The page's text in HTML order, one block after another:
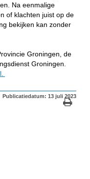
Na eenmalige
of klachten juist op de
bekijken kan zonder
Groningen, de
Groningen.
Publicatiedatum: 13 juli 2023